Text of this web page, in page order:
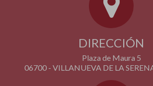
DIRECCIÓN
Plaza de Maura 5
06700 - VILLANUEVA DE LA